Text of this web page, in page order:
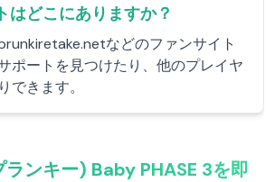
はどこにありますか？
などのファンサイト
ポートを見つけたり、他のプレイヤ
できます。
ンキー) Baby PHASE 3を即